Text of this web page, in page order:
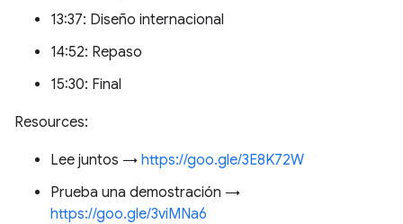
13:37: Diseño internacional
14:52: Repaso
15:30: Final
Resources:
Lee juntos → https://goo.gle/3E8K72W
Prueba una demostración →
https://goo.gle/3viMNa6